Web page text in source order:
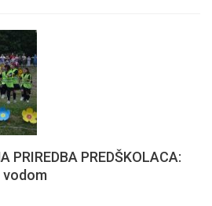
PRIREDBA PREDŠKOLACA:
vodom